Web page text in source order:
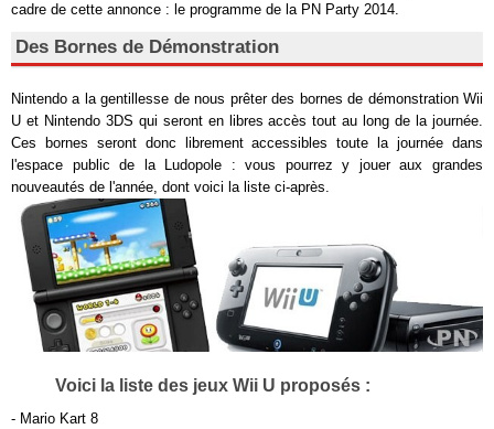
cadre de cette annonce : le programme de la PN Party 2014.
Des Bornes de Démonstration
Nintendo a la gentillesse de nous prêter des bornes de démonstration Wii
U et Nintendo 3DS qui seront en libres accès tout au long de la journée.
Ces bornes seront donc librement accessibles toute la journée dans
l'espace public de la Ludopole : vous pourrez y jouer aux grandes
nouveautés de l'année, dont voici la liste ci-après.
Voici la liste des jeux Wii U proposés :
- Mario Kart 8